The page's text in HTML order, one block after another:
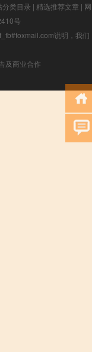
分类目录 | 精选推荐文章 | 网
号
说明，我们
及商业合作